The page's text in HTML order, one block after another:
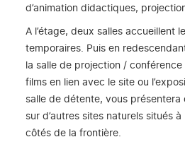
d’animation didactiques,
A l’étage, deux salles accueillent
temporaires. Puis en
la salle de projection /
films en lien avec le site ou
salle de détente, vous présentera
sur d’autres sites naturels situés
côtés de la frontière.